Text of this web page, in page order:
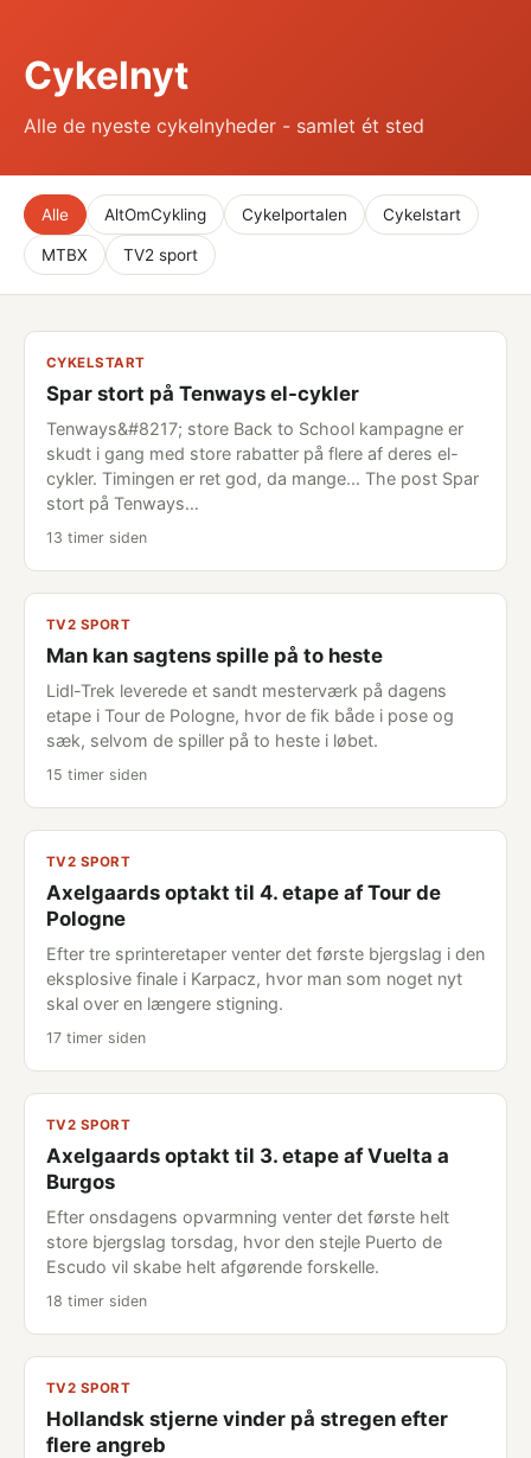
Cykelnyt
Alle de nyeste cykelnyheder - samlet ét sted
Alle AltOmCykling Cykelportalen Cykelstart
MTBX TV2 sport
CYKELSTART
Spar stort på Tenways el-cykler
Tenways&#8217; store Back to School kampagne er
skudt i gang med store rabatter på flere af deres el-
cykler. Timingen er ret god, da mange... The post Spar
stort på Tenways…
13 timer siden
TV2 SPORT
Man kan sagtens spille på to heste
Lidl-Trek leverede et sandt mesterværk på dagens
etape i Tour de Pologne, hvor de fik både i pose og
sæk, selvom de spiller på to heste i løbet.
15 timer siden
TV2 SPORT
Axelgaards optakt til 4. etape af Tour de
Pologne
Efter tre sprinteretaper venter det første bjergslag i den
eksplosive finale i Karpacz, hvor man som noget nyt
skal over en længere stigning.
17 timer siden
TV2 SPORT
Axelgaards optakt til 3. etape af Vuelta a
Burgos
Efter onsdagens opvarmning venter det første helt
store bjergslag torsdag, hvor den stejle Puerto de
Escudo vil skabe helt afgørende forskelle.
18 timer siden
TV2 SPORT
Hollandsk stjerne vinder på stregen efter
flere angreb